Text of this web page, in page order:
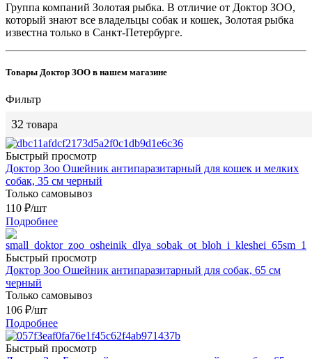
Группа компаний Золотая рыбка. В отличие от Доктор ЗОО,
который знают все владельцы собак и кошек, Золотая рыбка
известна только в Санкт-Петербурге.
Товары Доктор ЗОО в нашем магазине
Фильтр
32 товара
Быстрый просмотр
Доктор Зоо Ошейник антипаразитарный для кошек и мелких
собак, 35 см черный
Только самовывоз
110 ₽/шт
Подробнее
Быстрый просмотр
Доктор Зоо Ошейник антипаразитарный для собак, 65 см
черный
Только самовывоз
106 ₽/шт
Подробнее
Быстрый просмотр